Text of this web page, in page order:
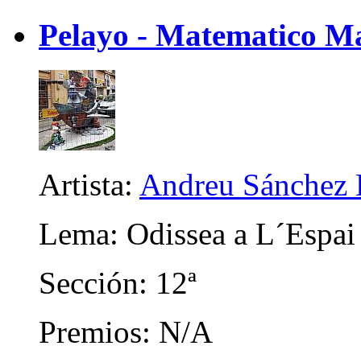
Pelayo - Matematico
Artista: Andreu
Lema: Odissea a L´Espai
Sección: 12ª
Premios: N/A